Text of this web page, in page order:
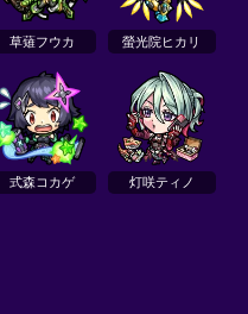
草薙フウカ 螢光院ヒカリ
式森コカゲ 灯咲ティノ